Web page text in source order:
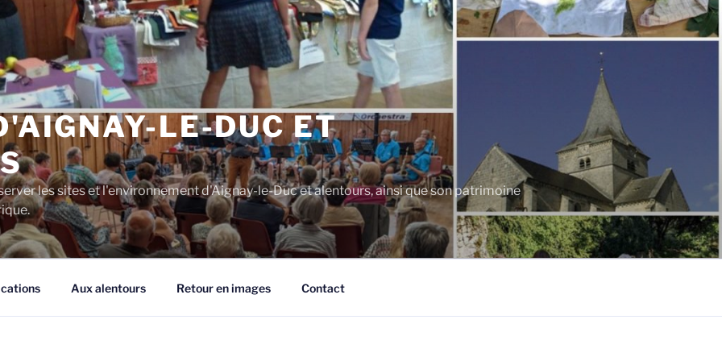
LE-DUC ET
les sites et l'environnement d'Aignay-le-Duc et alentours, ainsi que son patrimoine
Aux alentours Retour en images Contact